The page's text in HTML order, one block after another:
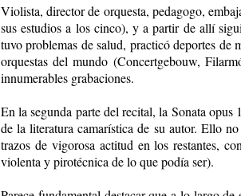
Violista, director de orquesta, pedagogo,
sus estudios a los cinco), y a partir de allí
tuvo problemas de salud, practicó deportes de
orquestas del mundo (Concertgebouw,
innumerables grabaciones.
En la segunda parte del recital, la Sonata
de la literatura camarística de su autor. Ello
trazos de vigorosa actitud en los restantes,
violenta y pirotécnica de lo que podía ser).